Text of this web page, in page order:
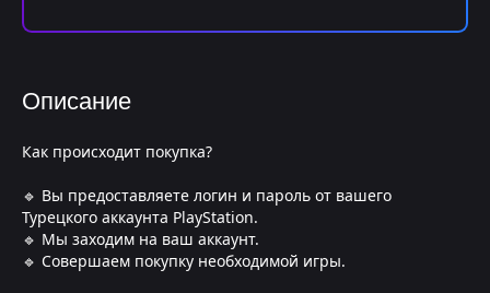
Описание
Как происходит покупка?
🔹 Вы предоставляете логин и пароль от вашего
Турецкого аккаунта PlayStation.
🔹 Мы заходим на ваш аккаунт.
🔹 Совершаем покупку необходимой игры.